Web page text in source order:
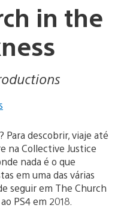
in the
Para descobrir, viaje até
na Collective Justice
nada é o que
em uma das várias
seguir em The Church
PS4 em 2018.